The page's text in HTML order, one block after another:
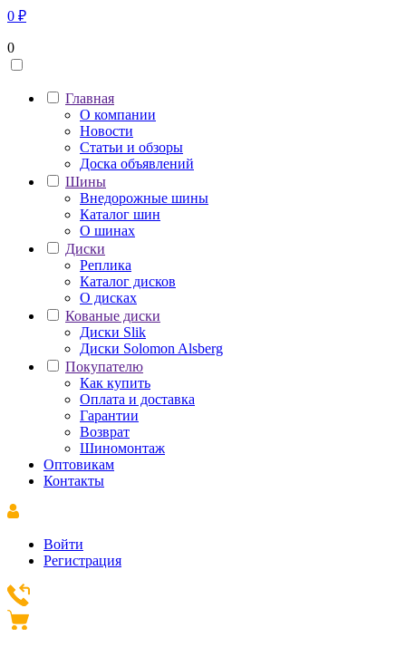
0 ₽
0
Главная
О компании
Новости
Статьи и обзоры
Доска объявлений
Шины
Внедорожные шины
Каталог шин
О шинах
Диски
Реплика
Каталог дисков
О дисках
Кованые диски
Диски Slik
Диски Solomon Alsberg
Покупателю
Как купить
Оплата и доставка
Гарантии
Возврат
Шиномонтаж
Оптовикам
Контакты
Войти
Регистрация